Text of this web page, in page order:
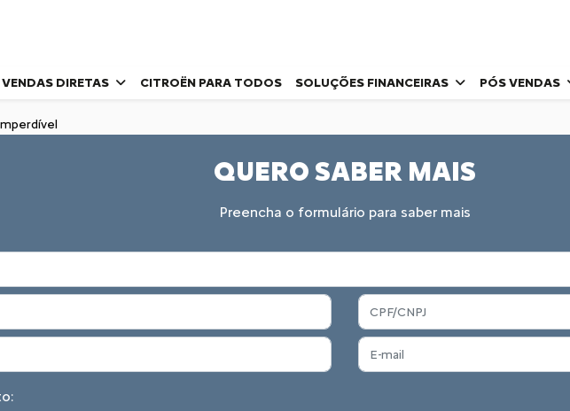
VENDAS DIRETAS CITROËN PARA TODOS SOLUÇÕES FINANCEIRAS PÓS VENDAS
QUERO SABER MAIS
Preencha o formulário para saber mais